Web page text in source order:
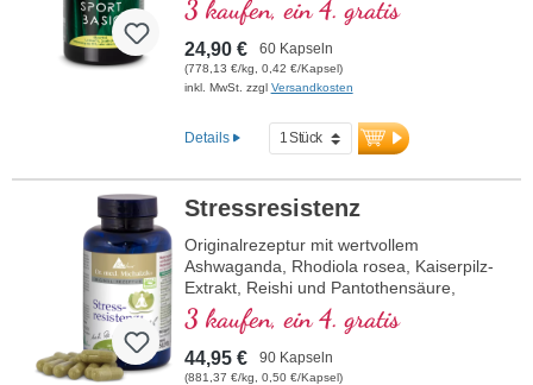
B-Vitamine 2, 6, 12 und Folsäure in
bioaktiver Form.
3 kaufen, ein 4. gratis
24,90 € 60 Kapseln
(778,13 €/kg, 0,42 €/Kapsel)
inkl. MwSt. zzgl Versandkosten
Details
Stressresistenz
Originalrezeptur mit wertvollem
Ashwaganda, Rhodiola rosea, Kaiserpilz-
Extrakt, Reishi und Pantothensäure,
welche zu einer normalen geistigen
Leistung beiträgt. Vitamin E trägt zum
Schutz der Zellen vor oxidativem Stress
bei.
3 kaufen, ein 4. gratis
44,95 € 90 Kapseln
(881,37 €/kg, 0,50 €/Kapsel)